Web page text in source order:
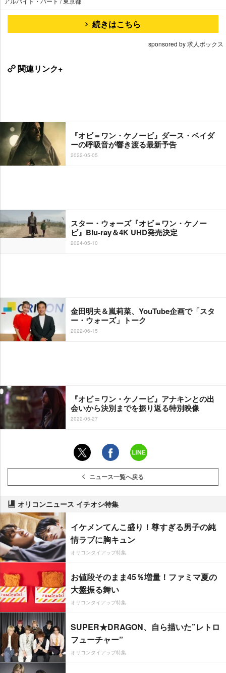
続きはこちら
sponsored by 求人ボックス
関連リンク+
『オビ＝ワン・ケノービ』ダース・ベイダ
ーの呼吸音が響き渡る最新予告
2022-05-05
スター・ウォーズ『オビ＝ワン・ケノー
ビ』Blu-ray＆4K UHD発売決定
2024-05-10
金田明夫＆嵐莉菜、YouTube企画で「スタ
ー・ウォーズ」トーク
2022-06-15
『オビ＝ワン・ケノービ』アナキンとの出
会いから決別までを振り返る特別映像
2022-05-27
ニュース一覧へ戻る
オリコンニュース イチオシ特集
イケメンてんこ盛り！尊すぎる男子の純
情ラブに胸キュン
オリコンタイアップ特集
お値段そのまま45％増量！ファミマ夏の
大盤振る舞い
オリコンタイアップ特集
SUPER★DRAGON、自ら描いた”レトロ
フューチャー”
オリコンタイアップ特集